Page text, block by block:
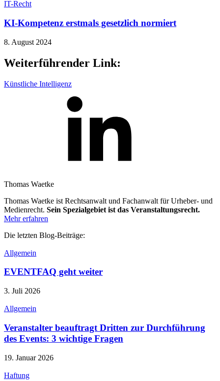
IT-Recht
KI-Kompetenz erstmals gesetzlich normiert
8. August 2024
Weiterführender Link:
Künstliche Intelligenz
Thomas Waetke
Thomas Waetke ist Rechtsanwalt und Fachanwalt für Urheber- und
Medienrecht. Sein Spezialgebiet ist das Veranstaltungsrecht.
Mehr erfahren
Die letzten Blog-Beiträge:
Allgemein
EVENTFAQ geht weiter
3. Juli 2026
Allgemein
Veranstalter beauftragt Dritten zur Durchführung
des Events: 3 wichtige Fragen
19. Januar 2026
Haftung